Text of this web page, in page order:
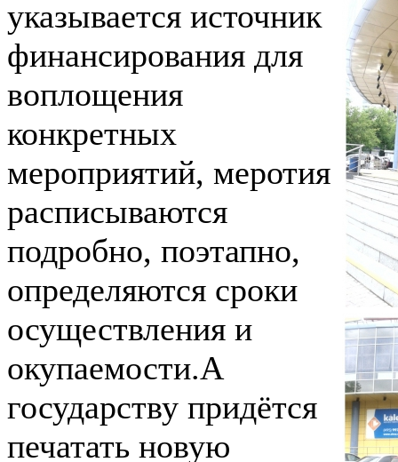
указывается источник
финансирования для
воплощения
конкретных
мероприятий, меротия
расписываются
подробно, поэтапно,
определяются сроки
осуществления и
окупаемости.А
государству придётся
печатать новую